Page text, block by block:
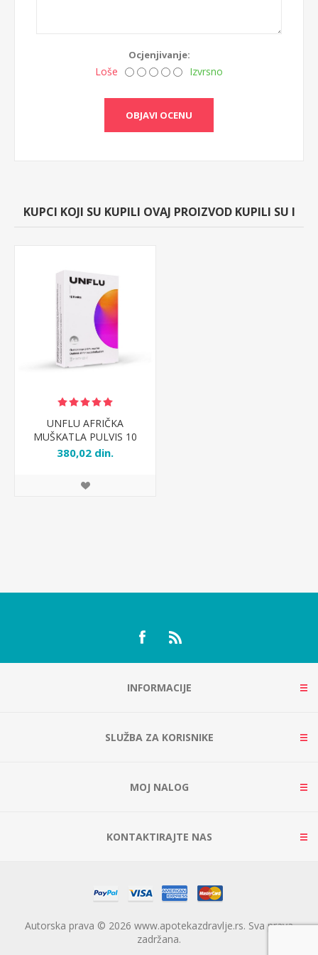
Ocjenjivanje:
Loše Izvrsno
OBJAVI OCENU
KUPCI KOJI SU KUPILI OVAJ PROIZVOD KUPILI SU I
UNFLU AFRIČKA
MUŠKATLA PULVIS 10
kesica
380,02 din.
INFORMACIJE
SLUŽBA ZA KORISNIKE
MOJ NALOG
KONTAKTIRAJTE NAS
Autorska prava © 2026 www.apotekazdravlje.rs. Sva prava
zadržana.